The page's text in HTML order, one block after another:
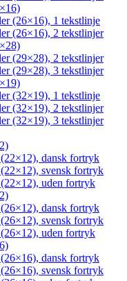
(26×16), 1 tekstlinje
(26×16), 2 tekstlinjer
(29×28), 2 tekstlinjer
(29×28), 3 tekstlinjer
(32×19), 1 tekstlinje
(32×19), 2 tekstlinjer
(32×19), 3 tekstlinjer
dansk fortryk
svensk fortryk
uden fortryk
dansk fortryk
svensk fortryk
uden fortryk
dansk fortryk
svensk fortryk